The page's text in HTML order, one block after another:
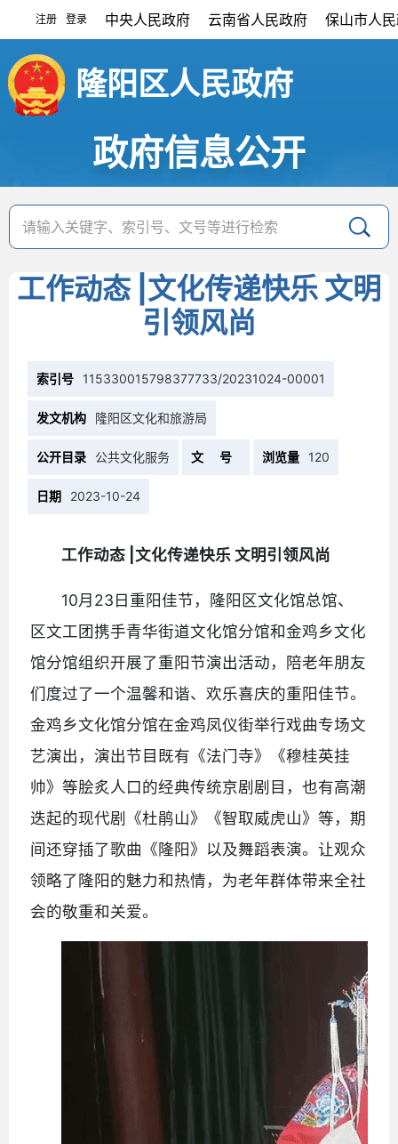
注册 登录 中央人民政府 云南省人民政府 保山市人
隆阳区人民政府
政府信息公开
工作动态 |文化传递快乐 文明
引领风尚
索引号 115330015798377733/20231024-00001
发文机构 隆阳区文化和旅游局
公开目录 公共文化服务 文 号 浏览量 120
日期 2023-10-24
工作动态 |文化传递快乐 文明引领风尚
10月23日重阳佳节，隆阳区文化馆总馆、
区文工团携手青华街道文化馆分馆和金鸡乡文化
馆分馆组织开展了重阳节演出活动，陪老年朋友
们度过了一个温馨和谐、欢乐喜庆的重阳佳节。
金鸡乡文化馆分馆在金鸡凤仪街举行戏曲专场文
艺演出，演出节目既有《法门寺》《穆桂英挂
帅》等脍炙人口的经典传统京剧剧目，也有高潮
迭起的现代剧《杜鹃山》《智取威虎山》等，期
间还穿插了歌曲《隆阳》以及舞蹈表演。让观众
领略了隆阳的魅力和热情，为老年群体带来全社
会的敬重和关爱。